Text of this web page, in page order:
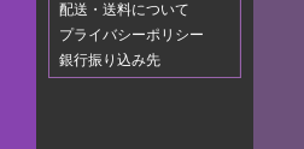
配送・送料について
プライバシーポリシー
銀行振り込み先